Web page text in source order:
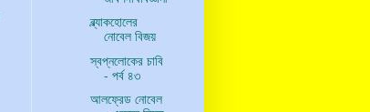
ব্ল্যাকহোলের
নোবেল বিজয়
স্বপ্নলোকের চাবি
- পর্ব ৪৩
আলফ্রেড নোবেল